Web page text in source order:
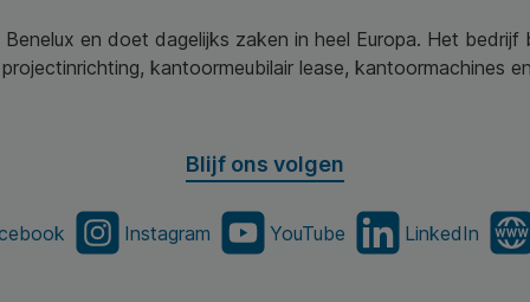
en doet dagelijks zaken in heel Europa. Het
kantoormeubilair lease, kantoormachines
Blijf ons volgen
Instagram YouTube LinkedIn